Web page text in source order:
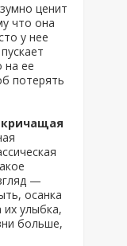
ценит
что она
у нее
на ее
потерять
кричащая
—
осанка
улыбка,
больше,